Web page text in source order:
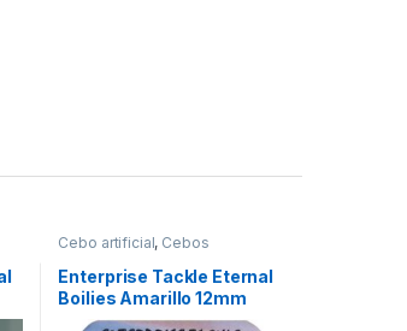
Cebo artificial, Cebos
Enterprise Tackle Eternal
Boilies Amarillo 12mm